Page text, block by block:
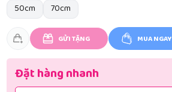
50cm
70cm
GỬI TẶNG MUA NGAY
Đặt hàng nhanh